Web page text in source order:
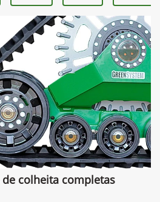
colheita completas